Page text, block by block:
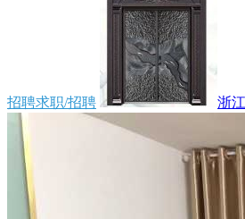
招聘求职/招聘 浙